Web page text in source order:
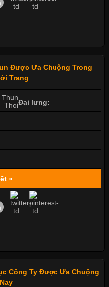
Được Ưa Chuộng Trong
Trang
Đai lưng:
»
Công Ty Được Ưa Chuộng